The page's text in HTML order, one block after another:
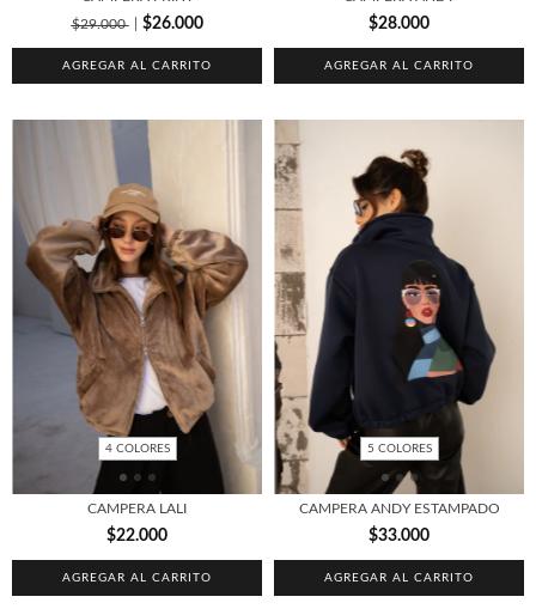
$29.000
$26.000
AGREGAR AL CARRITO
$28.000
AGREGAR AL CARRITO
4 COLORES
CAMPERA LALI
$22.000
AGREGAR AL CARRITO
5 COLORES
CAMPERA ANDY ESTAMPADO
$33.000
AGREGAR AL CARRITO